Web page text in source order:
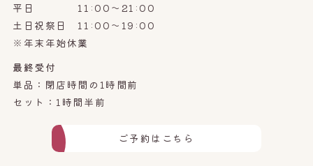
平日 11:00～21:00
土日祝祭日 11:00～19:00
※年末年始休業
最終受付
単品：閉店時間の1時間前
セット：1時間半前
ご予約はこちら